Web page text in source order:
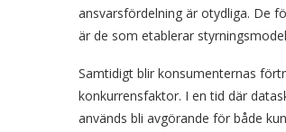
ansvarsfördelning är otydliga. De
är de som etablerar
Samtidigt blir konsumenternas
konkurrensfaktor. I en tid där
används bli avgörande för både